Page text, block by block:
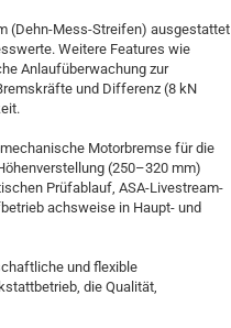
(Dehn-Mess-Streifen) ausgestattet
Weitere Features wie
Anlaufüberwachung zur
und Differenz (8 kN
Motorbremse für die
(250–320 mm)
Prüfablauf, ASA-Livestream-
achsweise in Haupt- und
und flexible
die Qualität,